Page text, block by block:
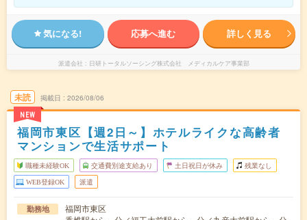
気になる! 応募へ進む 詳しく見る
派遣会社 日研トータルソーシング株式会社 メディカルケア事業部
未読
NEW
掲載日 2026/08/06
福岡市東区【週2日～】ホテルライクな高齢者
マンションで生活サポート
職種未経験OK 交通費別途支給あり 土日祝日が休み 残業なし
WEB登録OK 派遣
勤務地
福岡市東区